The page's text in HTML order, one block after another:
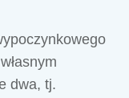
dwa, tj.